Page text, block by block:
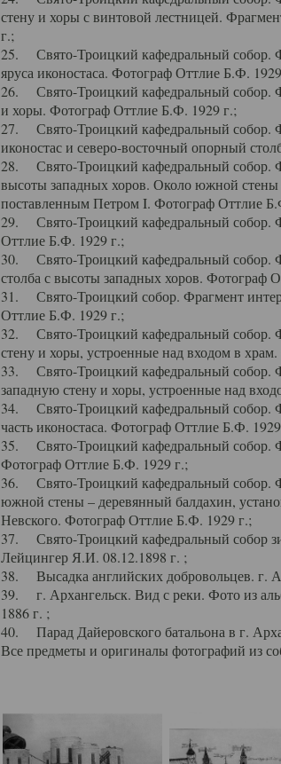
стену и хоры с винтовой лестницей.
г.;
25. Свято-Троицкий кафедральный собор.
яруса иконостаса. Фотограф Оттлие Б.Ф.
26. Свято-Троицкий кафедральный собор.
и хоры. Фотограф Оттлие Б.Ф. 1929 г.;
27. Свято-Троицкий кафедральный собор.
иконостас и северо-восточный опорный
28. Свято-Троицкий кафедральный собор.
высоты западных хоров. Около южной
поставленным Петром I. Фотограф Оттлие
29. Свято-Троицкий кафедральный собор.
Оттлие Б.Ф. 1929 г.;
30. Свято-Троицкий кафедральный собор.
столба с высоты западных хоров. Фотограф
31. Свято-Троицкий собор. Фрагмент
Оттлие Б.Ф. 1929 г.;
32. Свято-Троицкий кафедральный собор.
стену и хоры, устроенные над входом в
33. Свято-Троицкий кафедральный собор.
западную стену и хоры, устроенные над
34. Свято-Троицкий кафедральный собор.
часть иконостаса. Фотограф Оттлие Б.Ф.
35. Свято-Троицкий кафедральный собор.
Фотограф Оттлие Б.Ф. 1929 г.;
36. Свято-Троицкий кафедральный собор.
южной стены – деревянный балдахин,
Невского. Фотограф Оттлие Б.Ф. 1929 г.;
37. Свято-Троицкий кафедральный собор
Лейцингер Я.И. 08.12.1898 г. ;
38. Высадка английских добровольцев. г.
39. г. Архангельск. Вид с реки. Фото из
1886 г. ;
40. Парад Дайеровского батальона в г.
Все предметы и оригиналы фотографий из